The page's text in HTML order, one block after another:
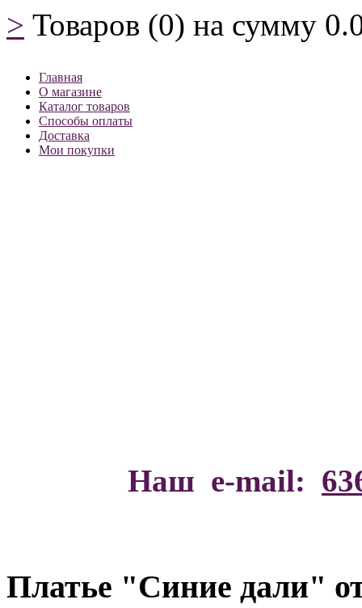
> Товаров (0) на сумму
Главная
О магазине
Каталог товаров
Способы оплаты
Доставка
Мои покупки
Наш e-mail:
Платье "Синие дали"